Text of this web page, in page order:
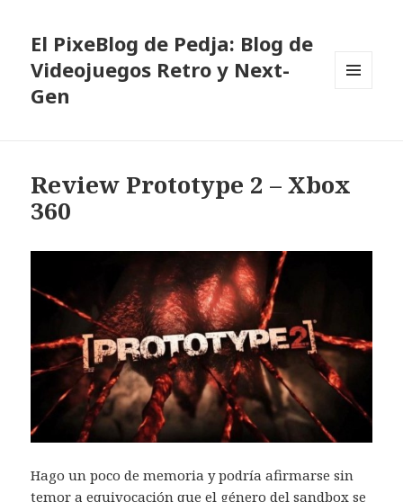
El PixeBlog de Pedja: Blog de
Videojuegos Retro y Next-
Gen
Review Prototype 2 – Xbox
360
Hago un poco de memoria y podría afirmarse sin
temor a equivocación que el género del sandbox se